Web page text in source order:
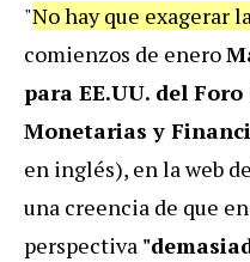
"No hay que exagerar
comienzos de enero
para EE.UU. del
Monetarias y
en inglés), en la web
una creencia de que
perspectiva